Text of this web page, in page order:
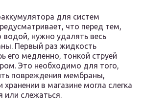
для систем
что перед тем,
водой, нужно удалять весь
Первый раз жидкость
его медленно, тонкой струей
Это необходимо для того,
повреждения мембраны,
хранении в магазине могла слегка
или слежаться.